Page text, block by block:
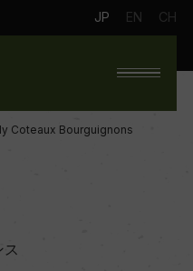
JP EN CH
Coteaux Bourguignons
ス